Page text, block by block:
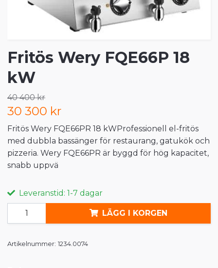
Fritös Wery FQE66P 18
kW
40 400 kr
30 300 kr
Fritös Wery FQE66PR 18 kWProfessionell el-fritös
med dubbla bassänger för restaurang, gatukök och
pizzeria. Wery FQE66PR är byggd för hög kapacitet,
snabb uppvä
Leveranstid: 1-7 dagar
LÄGG I KORGEN
Artikelnummer: 1234.0074